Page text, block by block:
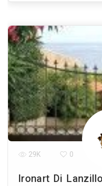
29K 0